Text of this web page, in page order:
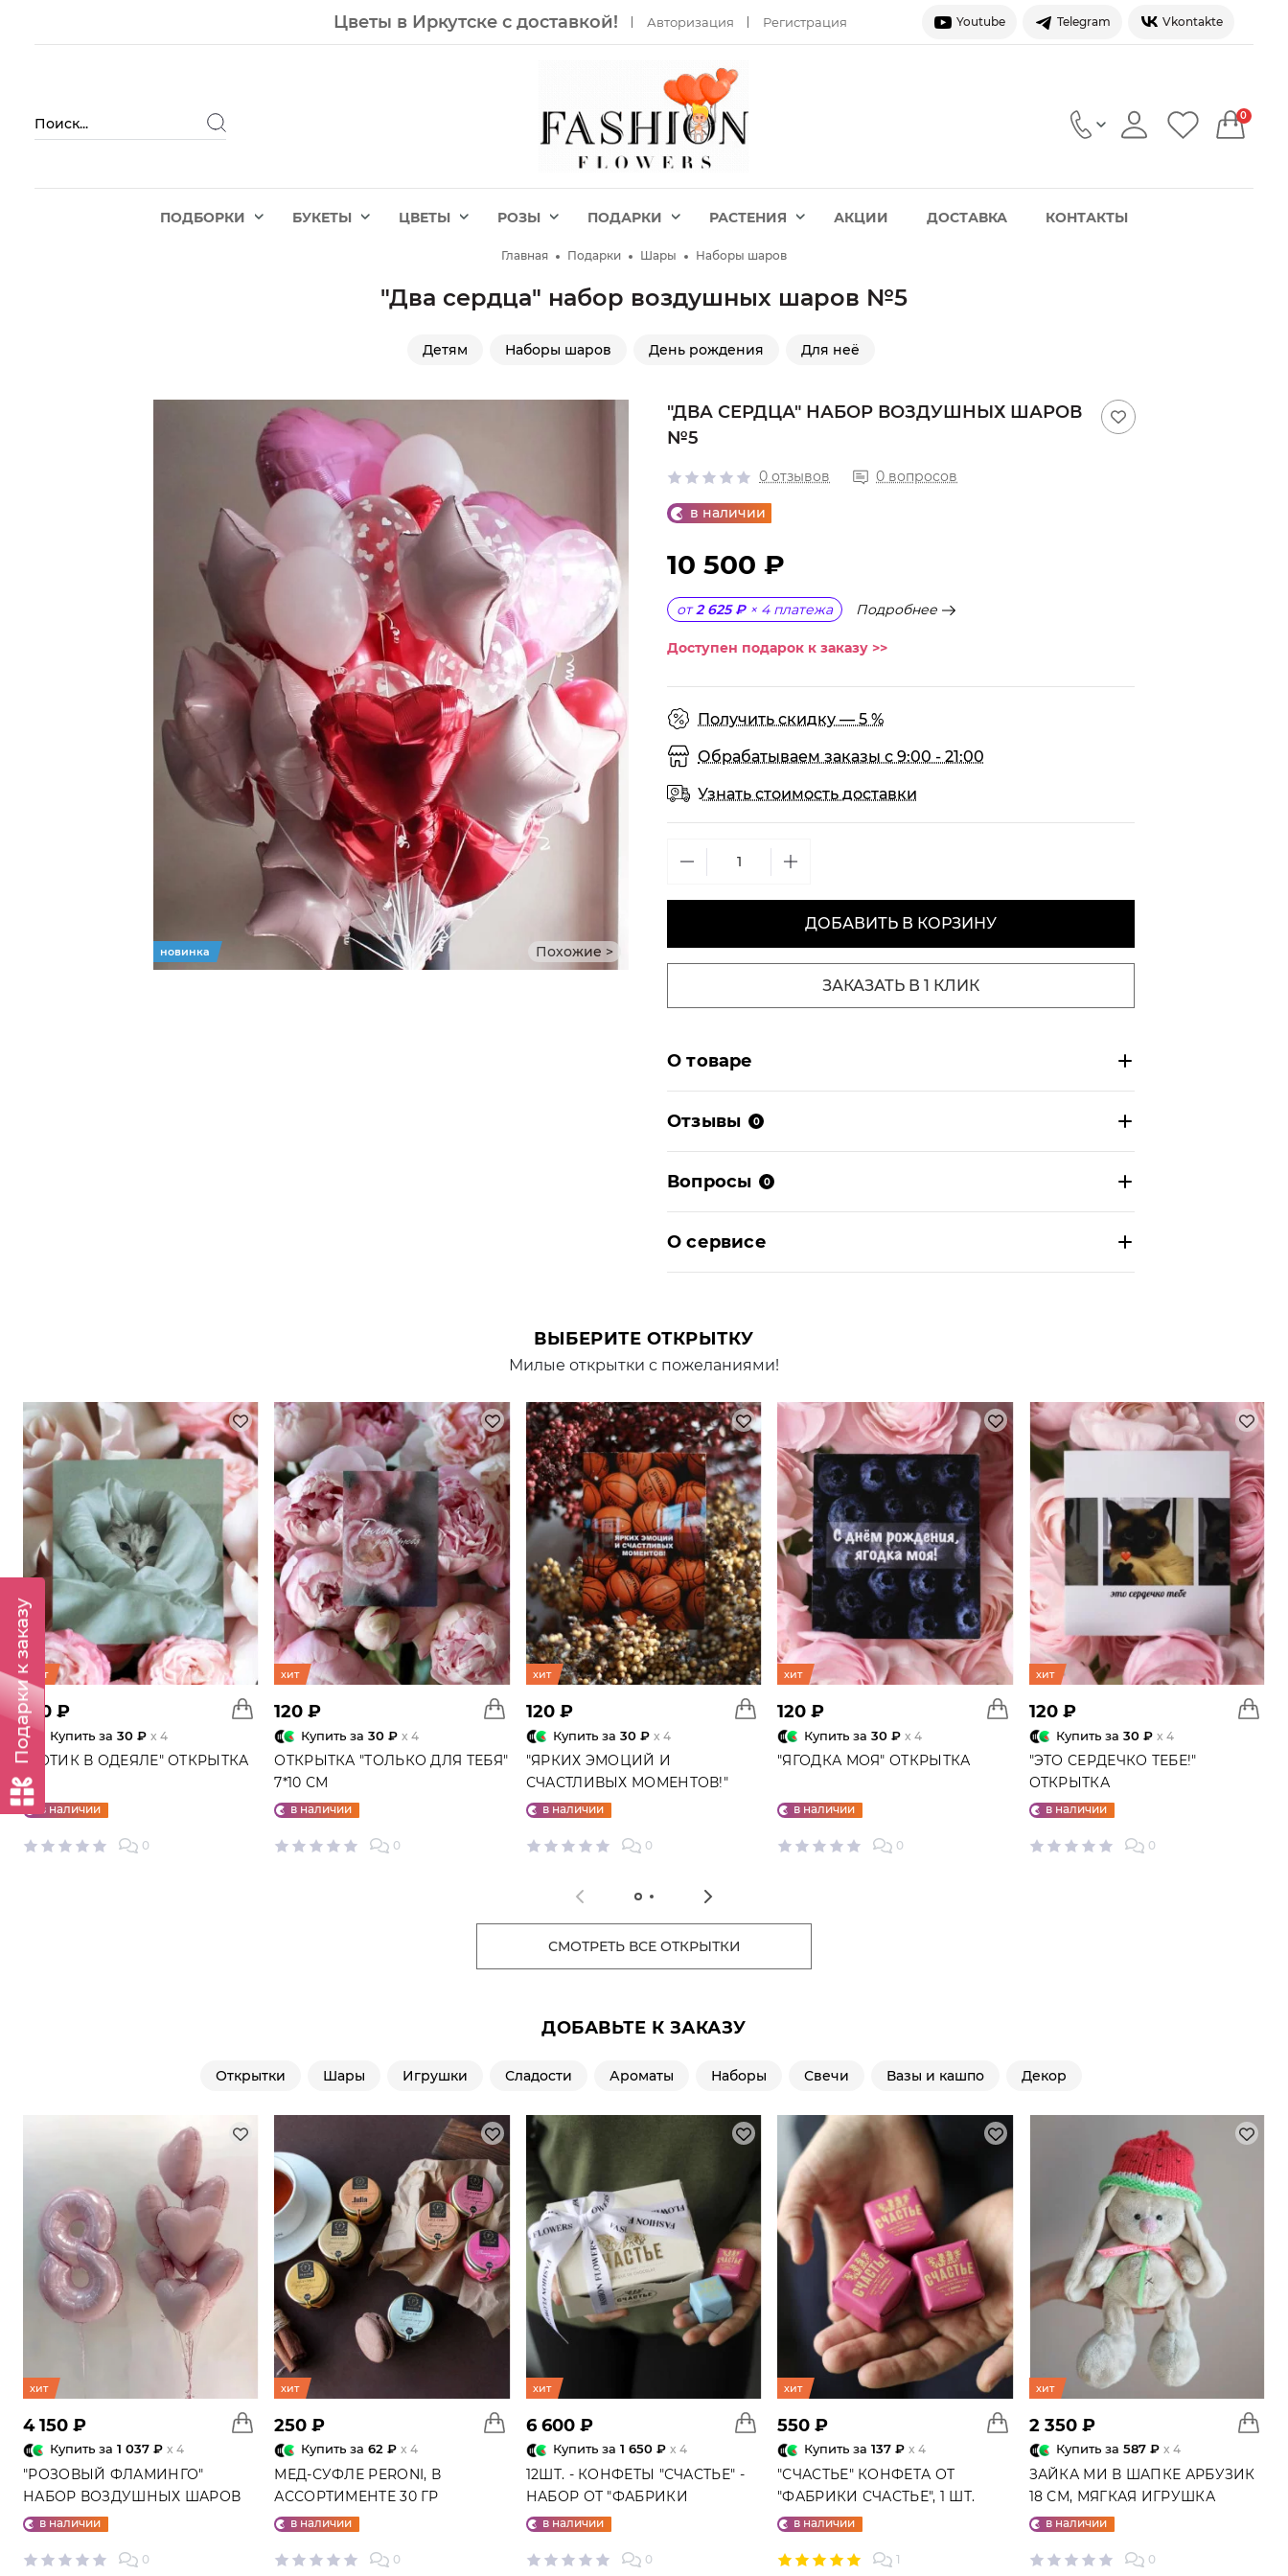
Цветы в Иркутске с доставкой! Авторизация Регистрация Youtube Telegram Vkontakte
0
ПОДБОРКИ БУКЕТЫ ЦВЕТЫ РОЗЫ ПОДАРКИ РАСТЕНИЯ АКЦИИ ДОСТАВКА КОНТАКТЫ
Главная Подарки Шары Наборы шаров
"Два сердца" набор воздушных шаров №5
Детям Наборы шаров День рождения Для неё
Похожие >
новинка
"ДВА СЕРДЦА" НАБОР ВОЗДУШНЫХ ШАРОВ
№5
0 отзывов 0 вопросов
в наличии
10 500 ₽
от 2 625 ₽ × 4 платежа Подробнее
Доступен подарок к заказу >>
Получить скидку — 5 %
Обрабатываем заказы с 9:00 - 21:00
Узнать стоимость доставки
ДОБАВИТЬ В КОРЗИНУ
ЗАКАЗАТЬ В 1 КЛИК
О товаре
Отзывы 0
Вопросы 0
О сервисе
ВЫБЕРИТЕ ОТКРЫТКУ
Милые открытки с пожеланиями!
хит
120 ₽
Купить за 30 ₽ x 4
"КОТИК В ОДЕЯЛЕ" ОТКРЫТКА
в наличии
0
хит
120 ₽
Купить за 30 ₽ x 4
ОТКРЫТКА "ТОЛЬКО ДЛЯ ТЕБЯ"
7*10 СМ
в наличии
0
хит
120 ₽
Купить за 30 ₽ x 4
"ЯРКИХ ЭМОЦИЙ И
СЧАСТЛИВЫХ МОМЕНТОВ!"
ОТКРЫТКА
в наличии
0
хит
120 ₽
Купить за 30 ₽ x 4
"ЯГОДКА МОЯ" ОТКРЫТКА
в наличии
0
хит
120 ₽
Купить за 30 ₽ x 4
"ЭТО СЕРДЕЧКО ТЕБЕ!"
ОТКРЫТКА
в наличии
0
СМОТРЕТЬ ВСЕ ОТКРЫТКИ
ДОБАВЬТЕ К ЗАКАЗУ
Открытки Шары Игрушки Сладости Ароматы Наборы Свечи Вазы и кашпо Декор
хит
4 150 ₽
Купить за 1 037 ₽ x 4
"РОЗОВЫЙ ФЛАМИНГО"
НАБОР ВОЗДУШНЫХ ШАРОВ
№25в наличии
0
хит
250 ₽
Купить за 62 ₽ x 4
МЕД-СУФЛЕ PERONI, В
АССОРТИМЕНТЕ 30 ГР
в наличии
0
хит
6 600 ₽
Купить за 1 650 ₽ x 4
12ШТ. - КОНФЕТЫ "СЧАСТЬЕ" -
НАБОР ОТ "ФАБРИКИ
СЧАСТЬЕ"
в наличии
0
хит
550 ₽
Купить за 137 ₽ x 4
"СЧАСТЬЕ" КОНФЕТА ОТ
"ФАБРИКИ СЧАСТЬЕ", 1 ШТ.
в наличии
1
хит
2 350 ₽
Купить за 587 ₽ x 4
ЗАЙКА МИ В ШАПКЕ АРБУЗИК
18 СМ, МЯГКАЯ ИГРУШКА
в наличии
0
Подарки к заказу